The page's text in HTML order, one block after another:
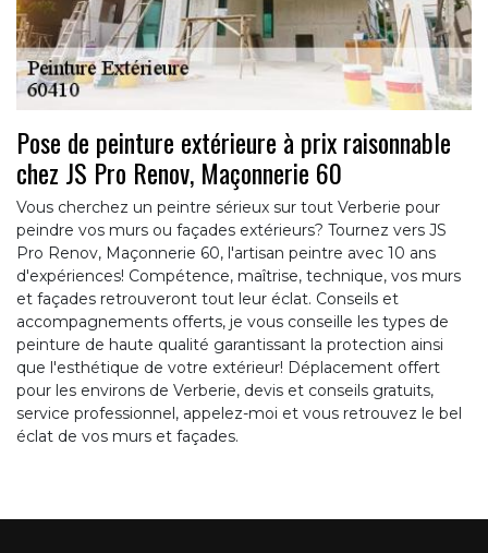
Pose de peinture extérieure à prix raisonnable
chez JS Pro Renov, Maçonnerie 60
Vous cherchez un peintre sérieux sur tout Verberie pour
peindre vos murs ou façades extérieurs? Tournez vers JS
Pro Renov, Maçonnerie 60, l'artisan peintre avec 10 ans
d'expériences! Compétence, maîtrise, technique, vos murs
et façades retrouveront tout leur éclat. Conseils et
accompagnements offerts, je vous conseille les types de
peinture de haute qualité garantissant la protection ainsi
que l'esthétique de votre extérieur! Déplacement offert
pour les environs de Verberie, devis et conseils gratuits,
service professionnel, appelez-moi et vous retrouvez le bel
éclat de vos murs et façades.